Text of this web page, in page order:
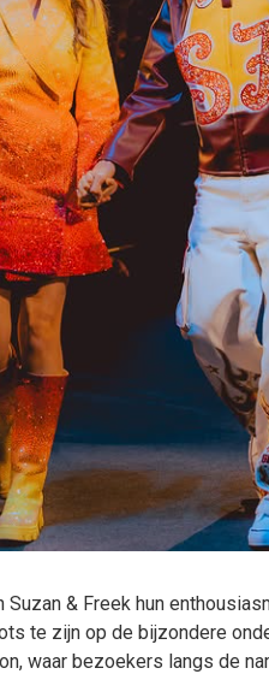
& Freek hun
te zijn op de bijzondere
waar bezoekers langs de